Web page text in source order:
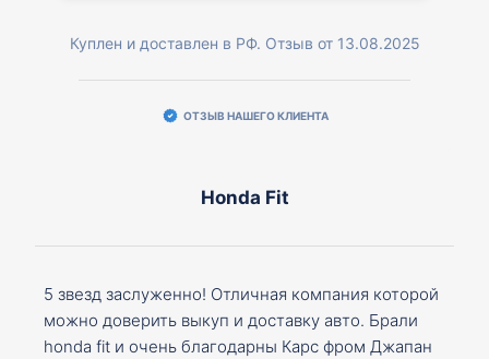
Куплен и доставлен в РФ. Отзыв от 13.08.2025
ОТЗЫВ НАШЕГО КЛИЕНТА
Honda Fit
5 звезд заслуженно! Отличная компания которой
можно доверить выкуп и доставку авто. Брали
honda fit и очень благодарны Карс фром Джапан